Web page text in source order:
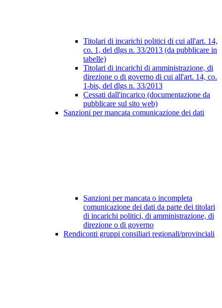
Titolari di incarichi politici di cui all'art. 14,
co. 1, del dlgs n. 33/2013 (da pubblicare in
tabelle)
Titolari di incarichi di amministrazione, di
direzione o di governo di cui all'art. 14, co.
1-bis, del dlgs n. 33/2013
Cessati dall'incarico (documentazione da
pubblicare sul sito web)
Sanzioni per mancata comunicazione dei dati
Sanzioni per mancata o incompleta
comunicazione dei dati da parte dei titolari
di incarichi politici, di amministrazione, di
direzione o di governo
Rendiconti gruppi consiliari regionali/provinciali